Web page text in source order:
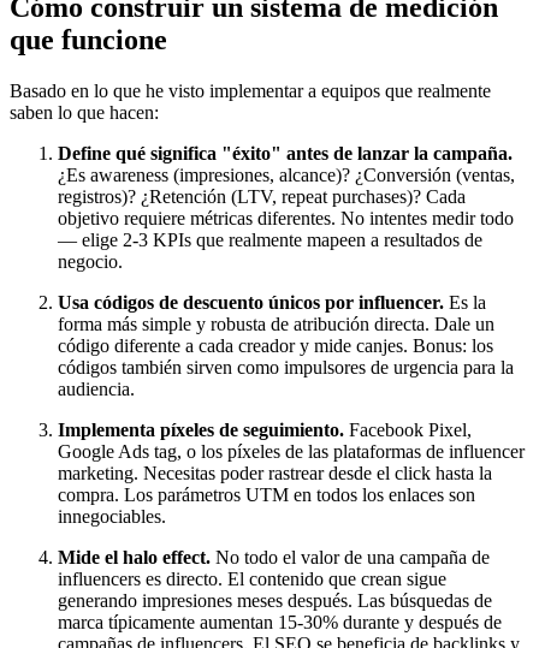
Cómo construir un sistema de medición
que funcione
Basado en lo que he visto implementar a equipos que realmente
saben lo que hacen:
Define qué significa "éxito" antes de lanzar la campaña.
¿Es awareness (impresiones, alcance)? ¿Conversión (ventas,
registros)? ¿Retención (LTV, repeat purchases)? Cada
objetivo requiere métricas diferentes. No intentes medir todo
— elige 2-3 KPIs que realmente mapeen a resultados de
negocio.
Usa códigos de descuento únicos por influencer. Es la
forma más simple y robusta de atribución directa. Dale un
código diferente a cada creador y mide canjes. Bonus: los
códigos también sirven como impulsores de urgencia para la
audiencia.
Implementa píxeles de seguimiento. Facebook Pixel,
Google Ads tag, o los píxeles de las plataformas de influencer
marketing. Necesitas poder rastrear desde el click hasta la
compra. Los parámetros UTM en todos los enlaces son
innegociables.
Mide el halo effect. No todo el valor de una campaña de
influencers es directo. El contenido que crean sigue
generando impresiones meses después. Las búsquedas de
marca típicamente aumentan 15-30% durante y después de
campañas de influencers. El SEO se beneficia de backlinks y